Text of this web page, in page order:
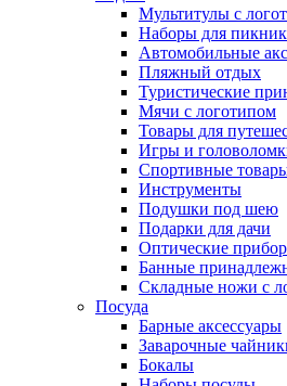
Мультитулы с
Наборы для
Автомобильные
Пляжный отдых
Туристические
Мячи с логотипом
Товары для
Игры и
Спортивные
Инструменты
Подушки под шею
Подарки для дачи
Оптические
Банные
Складные ножи с
Посуда
Барные аксессуары
Заварочные
Бокалы